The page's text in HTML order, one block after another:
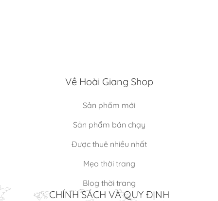
Về Hoài Giang Shop
Sản phẩm mới
Sản phẩm bán chạy
Được thuê nhiều nhất
Mẹo thời trang
Blog thời trang
CHÍNH SÁCH VÀ QUY ĐỊNH